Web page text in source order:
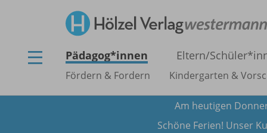
Pädagog*innen Eltern/
Fördern & Fordern Kindergarten &
Am heutigen
Schöne Ferien! Unser